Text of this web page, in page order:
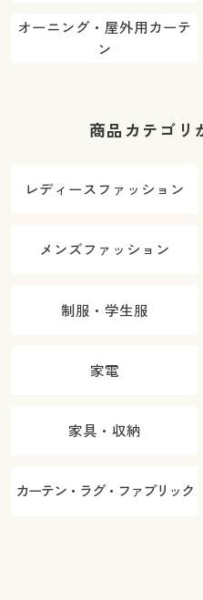
オーニング・屋外用カーテ
ン
商品カテゴリ
レディースファッション
メンズファッション
制服・学生服
家電
家具・収納
カーテン・ラグ・ファブリック